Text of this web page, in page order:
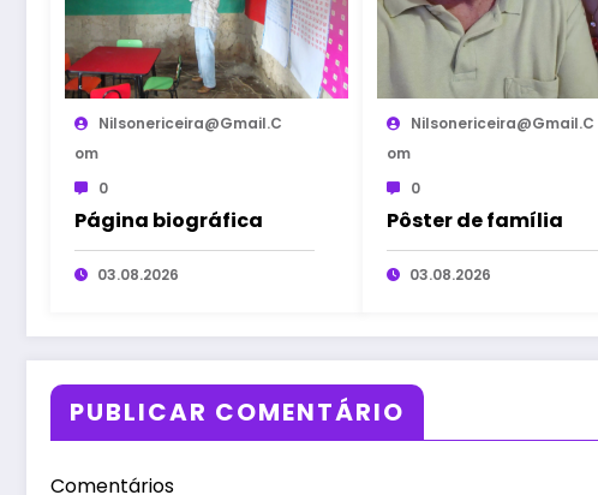
Nilsonericeira@gmail.c
Om
0
Página biográfica
03.08.2026
Nilsonericeira@gmail.c
Om
0
Pôster de família
03.08.2026
PUBLICAR COMENTÁRIO
Comentários